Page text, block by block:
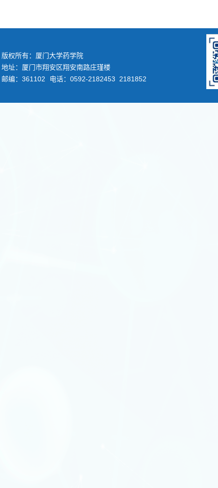
版权所有：厦门大学药学院
地址：厦门市翔安区翔安南路庄瑾楼
邮编：361102
电话：0592-2182453 2181852